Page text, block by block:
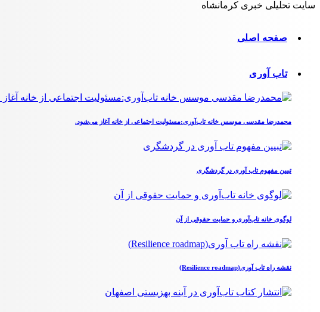
سایت تحلیلی خبری کرمانشاه
صفحه اصلی
تاب آوری
محمدرضا مقدسی موسس خانه تاب‌آوری:مسئولیت اجتماعی از خانه آغاز می‌شود.
تبیین مفهوم تاب آوری در گردشگری
لوگوی خانه تاب‌آوری و حمایت حقوقی از آن
نقشه راه تاب آوری(Resilience roadmap)